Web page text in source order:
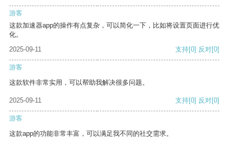
游客
这款加速器app的操作有点复杂，可以简化一下，比如将设置页面进行优
化。
2025-09-11
支持[0] 反对[0]
游客
这款软件非常实用，可以帮助我解决很多问题。
2025-09-11 支持[0] 反对[0]
游客
这款app的功能非常丰富，可以满足我不同的社交需求。